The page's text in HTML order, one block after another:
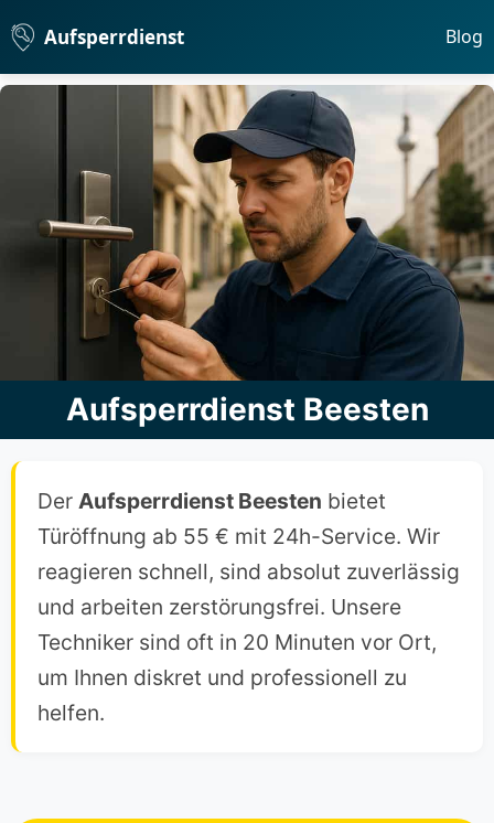
Aufsperrdienst Blog
Aufsperrdienst Beesten
Der Aufsperrdienst Beesten bietet
Türöffnung ab 55 € mit 24h-Service. Wir
reagieren schnell, sind absolut zuverlässig
und arbeiten zerstörungsfrei. Unsere
Techniker sind oft in 20 Minuten vor Ort,
um Ihnen diskret und professionell zu
helfen.